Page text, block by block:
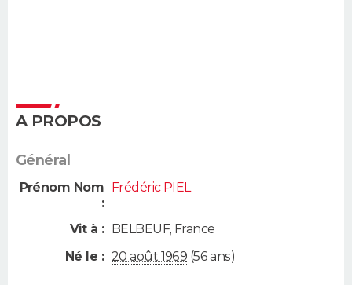
A PROPOS
Général
Prénom Nom
:
Frédéric PIEL
Vit à : BELBEUF, France
Né le : 20 août 1969 (56 ans)